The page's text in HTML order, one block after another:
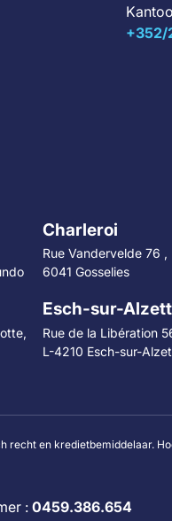
+352/
Charleroi
Rue Vandervelde 76 ,
6041 Gosselies
Esch-sur-
Rue de la Libération
L-4210 Esch-sur-
recht en kredietbemiddelaar.
:0459.386.654